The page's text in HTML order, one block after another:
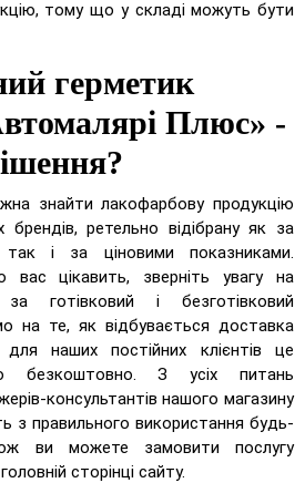
тому що у складі можуть бути
герметик
Плюс» -
знайти лакофарбову продукцію
брендів, ретельно відібрану як за
так і за ціновими показниками.
цікавить, зверніть увагу на
готівковий і безготівковий
на те, як відбувається доставка
для наших постійних клієнтів це
безкоштовно. З усіх питань
консультантів нашого магазину
з правильного використання будь-
ви можете замовити послугу
сторінці сайту.